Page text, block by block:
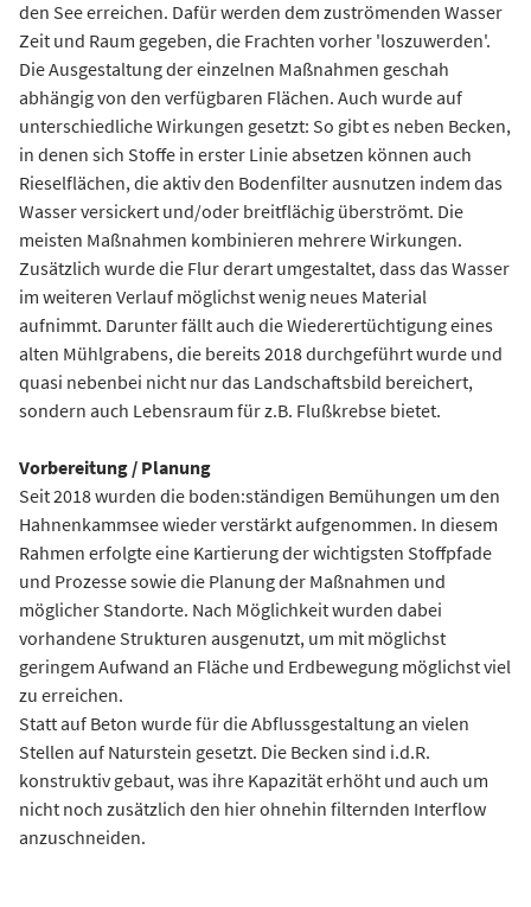
den See erreichen. Dafür werden dem zuströmenden Wasser
Zeit und Raum gegeben, die Frachten vorher 'loszuwerden'.
Die Ausgestaltung der einzelnen Maßnahmen geschah
abhängig von den verfügbaren Flächen. Auch wurde auf
unterschiedliche Wirkungen gesetzt: So gibt es neben Becken,
in denen sich Stoffe in erster Linie absetzen können auch
Rieselflächen, die aktiv den Bodenfilter ausnutzen indem das
Wasser versickert und/oder breitflächig überströmt. Die
meisten Maßnahmen kombinieren mehrere Wirkungen.
Zusätzlich wurde die Flur derart umgestaltet, dass das Wasser
im weiteren Verlauf möglichst wenig neues Material
aufnimmt. Darunter fällt auch die Wiederertüchtigung eines
alten Mühlgrabens, die bereits 2018 durchgeführt wurde und
quasi nebenbei nicht nur das Landschaftsbild bereichert,
sondern auch Lebensraum für z.B. Flußkrebse bietet.
Vorbereitung / Planung
Seit 2018 wurden die boden:ständigen Bemühungen um den
Hahnenkammsee wieder verstärkt aufgenommen. In diesem
Rahmen erfolgte eine Kartierung der wichtigsten Stoffpfade
und Prozesse sowie die Planung der Maßnahmen und
möglicher Standorte. Nach Möglichkeit wurden dabei
vorhandene Strukturen ausgenutzt, um mit möglichst
geringem Aufwand an Fläche und Erdbewegung möglichst viel
zu erreichen.
Statt auf Beton wurde für die Abflussgestaltung an vielen
Stellen auf Naturstein gesetzt. Die Becken sind i.d.R.
konstruktiv gebaut, was ihre Kapazität erhöht und auch um
nicht noch zusätzlich den hier ohnehin filternden Interflow
anzuschneiden.